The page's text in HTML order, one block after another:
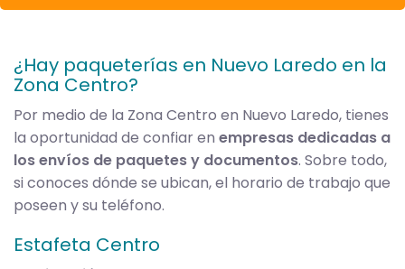
¿Hay paqueterías en Nuevo Laredo en la
Zona Centro?
Por medio de la Zona Centro en Nuevo Laredo, tienes
la oportunidad de confiar en empresas dedicadas a
los envíos de paquetes y documentos. Sobre todo,
si conoces dónde se ubican, el horario de trabajo que
poseen y su teléfono.
Estafeta Centro